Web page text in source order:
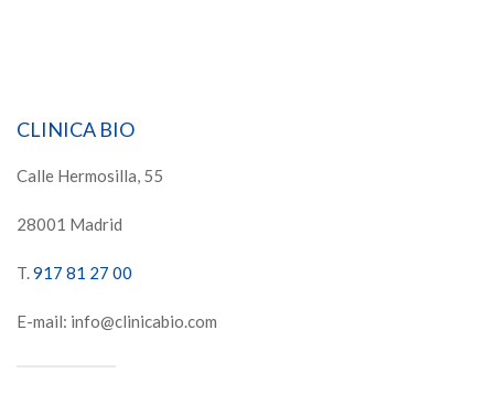
CLINICA BIO
Calle Hermosilla, 55
28001 Madrid
T.917 81 27 00
E-mail: info@clinicabio.com